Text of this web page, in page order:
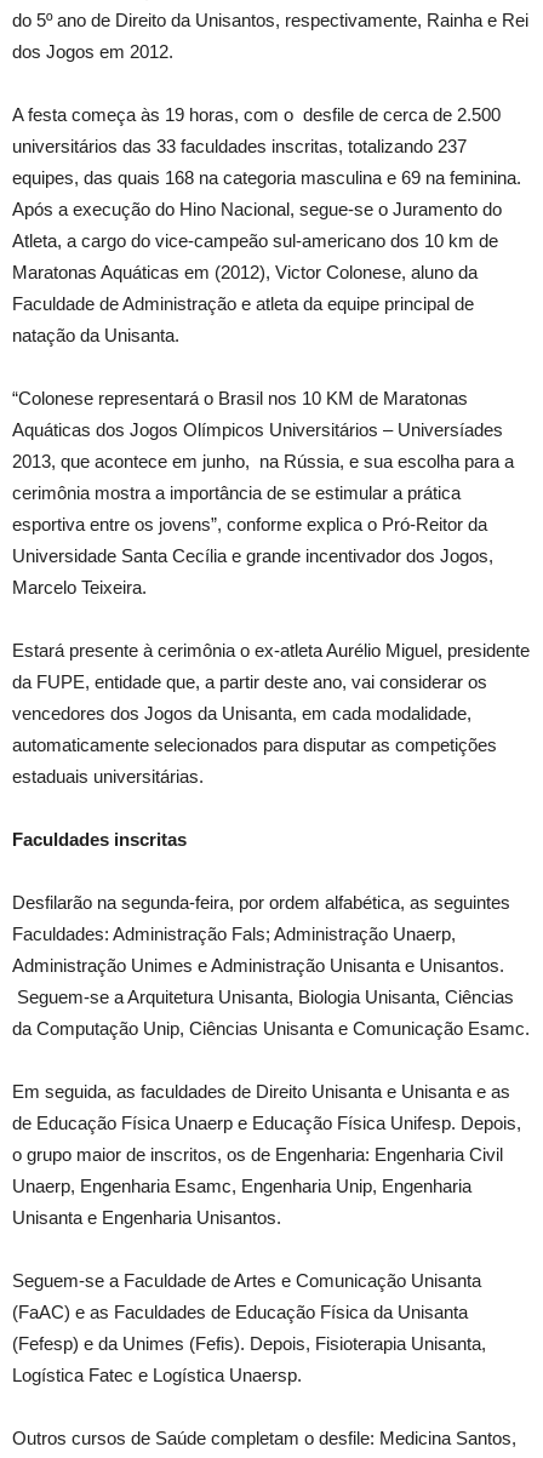
do 5º ano de Direito da Unisantos, respectivamente, Rainha e Rei
dos Jogos em 2012.
A festa começa às 19 horas, com o desfile de cerca de 2.500
universitários das 33 faculdades inscritas, totalizando 237
equipes, das quais 168 na categoria masculina e 69 na feminina.
Após a execução do Hino Nacional, segue-se o Juramento do
Atleta, a cargo do vice-campeão sul-americano dos 10 km de
Maratonas Aquáticas em (2012), Victor Colonese, aluno da
Faculdade de Administração e atleta da equipe principal de
natação da Unisanta.
“Colonese representará o Brasil nos 10 KM de Maratonas
Aquáticas dos Jogos Olímpicos Universitários – Universíades
2013, que acontece em junho, na Rússia, e sua escolha para a
cerimônia mostra a importância de se estimular a prática
esportiva entre os jovens”, conforme explica o Pró-Reitor da
Universidade Santa Cecília e grande incentivador dos Jogos,
Marcelo Teixeira.
Estará presente à cerimônia o ex-atleta Aurélio Miguel, presidente
da FUPE, entidade que, a partir deste ano, vai considerar os
vencedores dos Jogos da Unisanta, em cada modalidade,
automaticamente selecionados para disputar as competições
estaduais universitárias.
Faculdades inscritas
Desfilarão na segunda-feira, por ordem alfabética, as seguintes
Faculdades: Administração Fals; Administração Unaerp,
Administração Unimes e Administração Unisanta e Unisantos.
Seguem-se a Arquitetura Unisanta, Biologia Unisanta, Ciências
da Computação Unip, Ciências Unisanta e Comunicação Esamc.
Em seguida, as faculdades de Direito Unisanta e Unisanta e as
de Educação Física Unaerp e Educação Física Unifesp. Depois,
o grupo maior de inscritos, os de Engenharia: Engenharia Civil
Unaerp, Engenharia Esamc, Engenharia Unip, Engenharia
Unisanta e Engenharia Unisantos.
Seguem-se a Faculdade de Artes e Comunicação Unisanta
(FaAC) e as Faculdades de Educação Física da Unisanta
(Fefesp) e da Unimes (Fefis). Depois, Fisioterapia Unisanta,
Logística Fatec e Logística Unaersp.
Outros cursos de Saúde completam o desfile: Medicina Santos,